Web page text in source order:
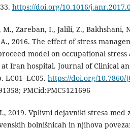
https://doi.org/10.1016/
Zareban, I., Jalili, Z., Bakhshani,
2016. The effect of stress
model on occupational stress
Iran hospital. Journal of Clinical
LC01–LC05. https://doi.org/10.7860/
PMCid:PMC5121696
2019. Vplivni dejavniki stresa med
bolnišnicah in njihova